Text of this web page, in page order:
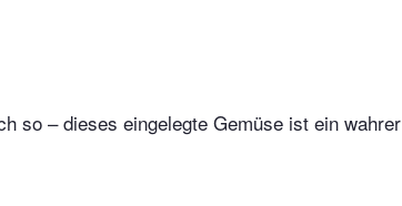
so – dieses eingelegte Gemüse ist ein wahrer